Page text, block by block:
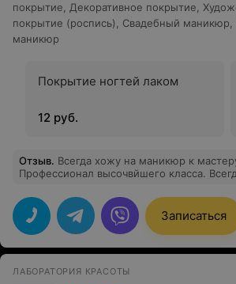
покрытие
Декоративное покрытие
покрытие (роспись)
Свадебный маникюр
маникюр
Покрытие ногтей лаком
12 руб.
Отзыв. Всегда хожу на маникюр к
Профессионал высочвйшего класса.
Сегодня первый раз была у Екатерины,
записаться к Юлии. Осталась тоже очень
Большое спасибо! Все очень нравится. Молодцы
девчонки! Спасибо. Спасибо. И ещё раз спасибо. Буду
всем рекомендовать ваш салон.
Записаться
ЛАБОРАТОРИЯ КРАСОТЫ